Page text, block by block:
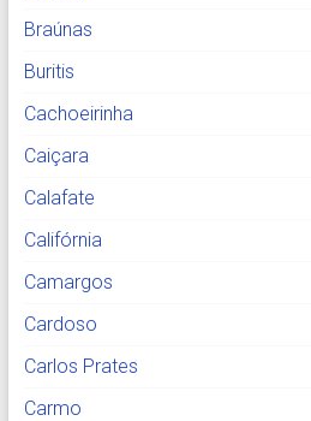
Braúnas
Buritis
Cachoeirinha
Caiçara
Calafate
Califórnia
Camargos
Cardoso
Carlos Prates
Carmo